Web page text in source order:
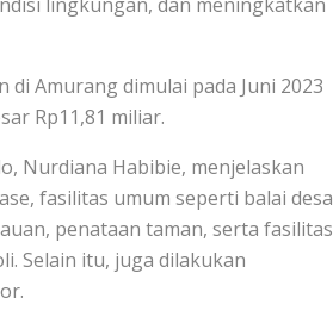
Amurang dimulai pada Juni 2023
Rp11,81 miliar.
Nurdiana Habibie, menjelaskan
fasilitas umum seperti balai desa
penataan taman, serta fasilitas
Selain itu, juga dilakukan